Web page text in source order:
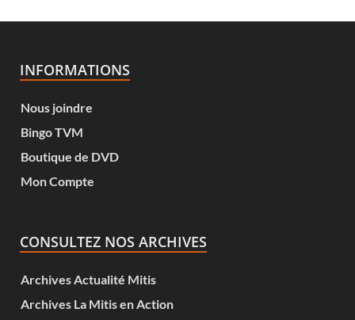
INFORMATIONS
Nous joindre
Bingo TVM
Boutique de DVD
Mon Compte
CONSULTEZ NOS ARCHIVES
Archives Actualité Mitis
Archives La Mitis en Action